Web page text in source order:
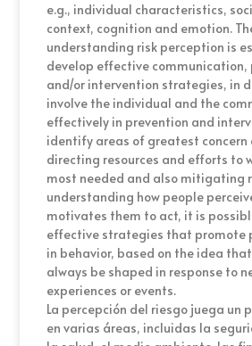
e.g., individual characteristics,
context, cognition and emotion.
understanding risk perception is
develop effective communication,
and/or intervention strategies, in
involve the individual and the
effectively in prevention and
identify areas of greatest concern
directing resources and efforts to
most needed and also mitigating
understanding how people
motivates them to act, it is
effective strategies that promote
in behavior, based on the idea
always be shaped in response to
experiences or events.
La percepción del riesgo juega un
en varias áreas, incluidas la